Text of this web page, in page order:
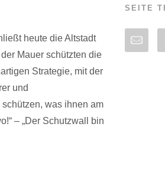
heute die Altstadt
Mauer schützten die
Strategie, mit der
und
was ihnen am
– „Der Schutzwall bin
SEITE